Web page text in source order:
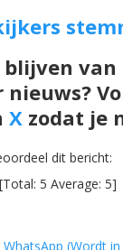
blijven
X zodat je
dit bericht:
[Total: 5 Average: 5]
(Wordt